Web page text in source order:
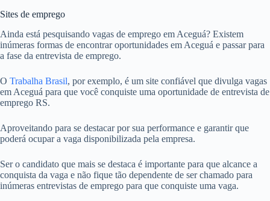
Sites de emprego
Ainda está pesquisando vagas de emprego em Aceguá? Existem
inúmeras formas de encontrar oportunidades em Aceguá e passar para
a fase da entrevista de emprego.
O Trabalha Brasil, por exemplo, é um site confiável que divulga vagas
em Aceguá para que você conquiste uma oportunidade de entrevista de
emprego RS.
Aproveitando para se destacar por sua performance e garantir que
poderá ocupar a vaga disponibilizada pela empresa.
Ser o candidato que mais se destaca é importante para que alcance a
conquista da vaga e não fique tão dependente de ser chamado para
inúmeras entrevistas de emprego para que conquiste uma vaga.